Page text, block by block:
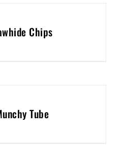
Chips
Tube